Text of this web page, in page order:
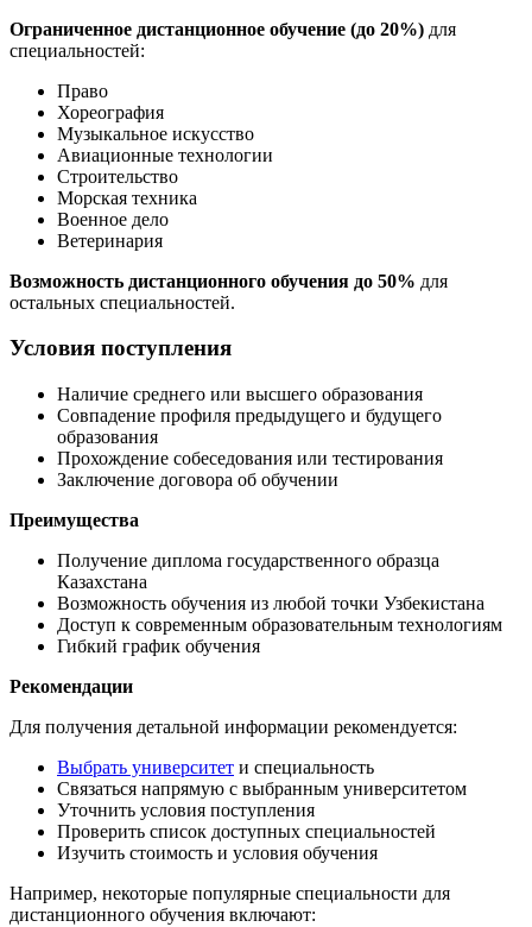
Ограниченное дистанционное обучение (до 20%) для
специальностей:
Право
Хореография
Музыкальное искусство
Авиационные технологии
Строительство
Морская техника
Военное дело
Ветеринария
Возможность дистанционного обучения до 50% для
остальных специальностей.
Условия поступления
Наличие среднего или высшего образования
Совпадение профиля предыдущего и будущего
образования
Прохождение собеседования или тестирования
Заключение договора об обучении
Преимущества
Получение диплома государственного образца
Казахстана
Возможность обучения из любой точки Узбекистана
Доступ к современным образовательным технологиям
Гибкий график обучения
Рекомендации
Для получения детальной информации рекомендуется:
Выбрать университет и специальность
Связаться напрямую с выбранным университетом
Уточнить условия поступления
Проверить список доступных специальностей
Изучить стоимость и условия обучения
Например, некоторые популярные специальности для
дистанционного обучения включают: